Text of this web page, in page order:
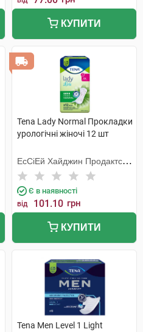
КУПИТИ
Tena Lady Normal Прокладки
урологічні жіночі 12 шт
ЕсСіЕй Хайджин Продактс
Хугезанд
Є в наявності
від 101.10 грн
КУПИТИ
Tena Men Level 1 Light